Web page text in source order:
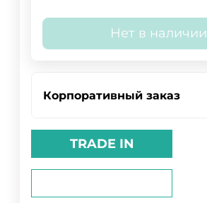
Нет в наличии
Корпоративный заказ
TRADE IN